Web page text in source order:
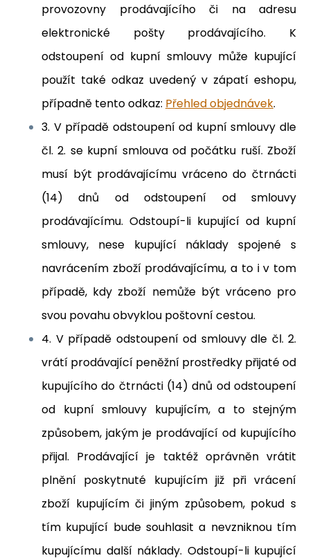
provozovny prodávajícího či na adresu
elektronické pošty prodávajícího. K
odstoupení od kupní smlouvy může kupující
použít také odkaz uvedený v zápatí eshopu,
případně tento odkaz: Přehled objednávek.
3. V případě odstoupení od kupní smlouvy dle
čl. 2. se kupní smlouva od počátku ruší. Zboží
musí být prodávajícímu vráceno do čtrnácti
(14) dnů od odstoupení od smlouvy
prodávajícímu. Odstoupí-li kupující od kupní
smlouvy, nese kupující náklady spojené s
navrácením zboží prodávajícímu, a to i v tom
případě, kdy zboží nemůže být vráceno pro
svou povahu obvyklou poštovní cestou.
4. V případě odstoupení od smlouvy dle čl. 2.
vrátí prodávající peněžní prostředky přijaté od
kupujícího do čtrnácti (14) dnů od odstoupení
od kupní smlouvy kupujícím, a to stejným
způsobem, jakým je prodávající od kupujícího
přijal. Prodávající je taktéž oprávněn vrátit
plnění poskytnuté kupujícím již při vrácení
zboží kupujícím či jiným způsobem, pokud s
tím kupující bude souhlasit a nevzniknou tím
kupujícímu další náklady. Odstoupí-li kupující